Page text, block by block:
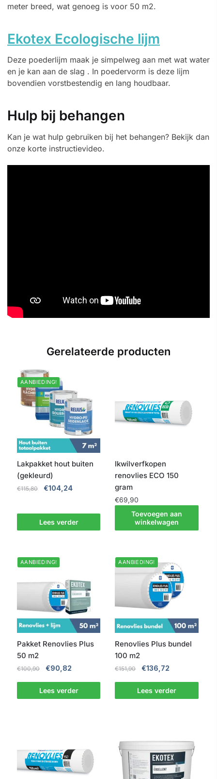
meter breed, wat genoeg is voor 50 m2.
Ekotex Ecologische lijm
Deze poederlijm maak je simpelweg aan met wat water
en je kan aan de slag . In poedervorm is deze lijm
bovendien vorstbestendig en lang houdbaar.
Hulp bij behangen
Kan je wat hulp gebruiken bij het behangen? Bekijk dan
onze korte instructievideo.
Gerelateerde producten
AANBIEDING!
Lakpakket hout buiten
(gekleurd)
€115,80
Oorspronkelijke
€115,80.
€104,24Huidige
€104,24.
Lees verder
Ikwilverfkopen
renovlies ECO 150
gram
€69,90
Toevoegen aan
winkelwagen
AANBIEDING!
Pakket Renovlies Plus
50 m2
€100,90
Oorspronkelijke
was:
€100,90.
€90,82
is:
€90,82.
Lees verder
AANBIEDING!
Renovlies Plus bundel
100 m2
€151,90
Oorspronkelijke
was:
€151,90.
€136,72
is:
€136,72.
Lees verder